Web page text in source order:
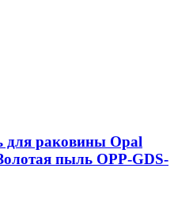
для раковины Opal
пыль OPP-GDS-